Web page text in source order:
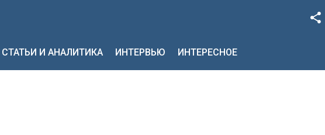
Google+
СТАТЬИ И АНАЛИТИКА ИНТЕРВЬЮ ИНТЕРЕСНОЕ